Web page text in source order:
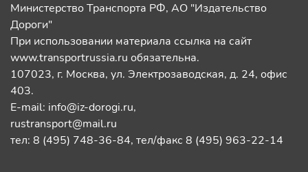
Министерство Транспорта РФ, АО "Издательство
Дороги"
При использовании материала ссылка на сайт
www.transportrussia.ru обязательна.
107023, г. Москва, ул. Электрозаводская, д. 24, офис
403.
E-mail: info@iz-dorogi.ru,
rustransport@mail.ru
тел: 8 (495) 748-36-84, тел/факс 8 (495) 963-22-14